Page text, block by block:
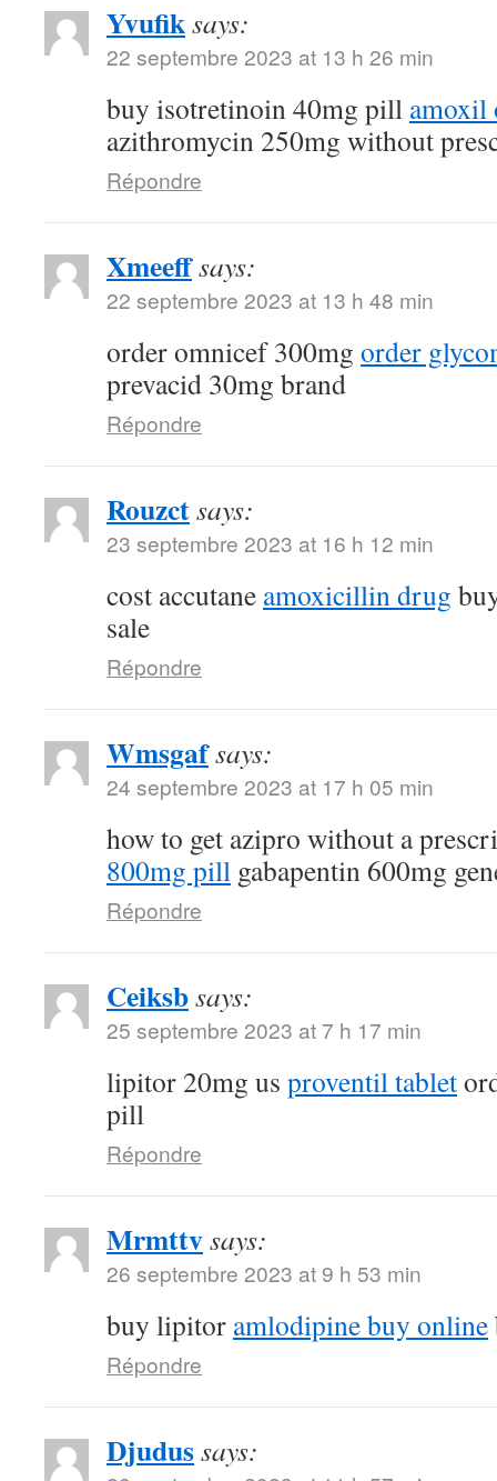
Yvufiksays:
22 septembre 2023 at 13 h 26 min
buy isotretinoin 40mg pill amoxil
azithromycin 250mg without
Répondre
Xmeeffsays:
22 septembre 2023 at 13 h 48 min
order omnicef 300mg order
prevacid 30mg brand
Répondre
Rouzctsays:
23 septembre 2023 at 16 h 12 min
cost accutane amoxicillin drug
sale
Répondre
Wmsgafsays:
24 septembre 2023 at 17 h 05 min
how to get azipro without a
800mg pill gabapentin 600mg
Répondre
Ceiksbsays:
25 septembre 2023 at 7 h 17 min
lipitor 20mg us proventil tablet
pill
Répondre
Mrmttvsays:
26 septembre 2023 at 9 h 53 min
buy lipitor amlodipine buy online
Répondre
Djudussays: